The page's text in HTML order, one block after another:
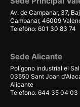
Av. de Campanar, 37,
Campanar, 46009
Telefono: 601 30 83 74
Sede Alicante
Polígono industrial el
03550 Sant Joan
Alicante
Telefono: 644 35 04 03